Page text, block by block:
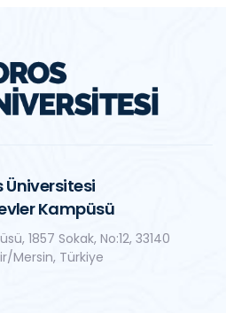
Üniversitesi
Kampüsü
1857 Sokak, No:12, 33140
Mersin, Türkiye